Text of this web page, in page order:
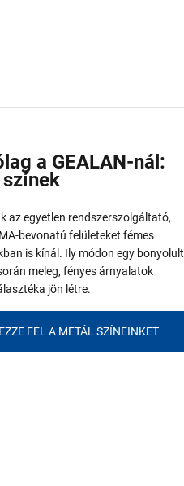
a GEALAN-nál:
az egyetlen rendszerszolgáltató,
bevonatú felületeket fémes
is kínál. Ily módon egy bonyolult
meleg, fényes árnyalatok
jön létre.
FEL A METÁL SZÍNEINKET